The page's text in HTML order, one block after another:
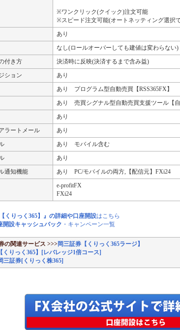
※ワンクリック(クイック)注文可能
※スピード注文可能(オートネッティング選択
あり
なし(ロールオーバーしても建値は変わらない)
付き方
決済時に反映(決済するまで含み益)
ション
あり
あり プログラム型自動売買【RSS365FX】
あり 売買シグナル型自動売買支援ツール【
あり
ラートメール
あり
あり モバイル含む
あり
通知機能
あり PC/モバイルの両方,【配信元】FXi24
e-profitFX
FXi24
くりっく365】』の詳細や口座開設はこちら
開設キャッシュバック ・キャンペーン一覧
関連サービス >>>岡三証券【くりっく365ラージ】
くりっく365】[レバレッジ1倍コース]
三証券[くりっく株365]